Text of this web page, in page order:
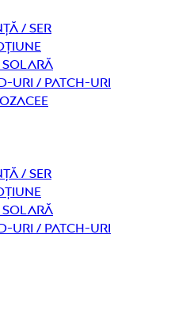
/ Ser
solară
uri / Patch-uri
/ Ser
solară
uri / Patch-uri